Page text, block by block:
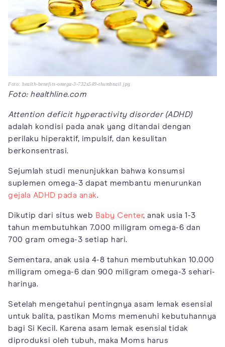
Foto: health-benefits-omega-3-732x549-thumbnail.jpg
Foto: healthline.com
Attention deficit hyperactivity disorder (ADHD)
adalah kondisi pada anak yang ditandai dengan
perilaku hiperaktif, impulsif, dan kesulitan
berkonsentrasi.
Sejumlah studi menunjukkan bahwa konsumsi
suplemen omega-3 dapat membantu menurunkan
gejala ADHD pada anak.
Dikutip dari situs web Baby Center, anak usia 1-3
tahun membutuhkan 7.000 miligram omega-6 dan
700 gram omega-3 setiap hari.
Sementara, anak usia 4-8 tahun membutuhkan 10.000
miligram omega-6 dan 900 miligram omega-3 sehari-
harinya.
Setelah mengetahui pentingnya asam lemak esensial
untuk balita, pastikan Moms memenuhi kebutuhannya
bagi Si Kecil. Karena asam lemak esensial tidak
diproduksi oleh tubuh, maka Moms harus